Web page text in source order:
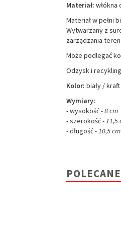
Materiał: włókna
Materiał w pełni
Wytwarzany z
zarządzania
Może podlegać
Odzysk i
Kolor: biały / kraft
Wymiary:
- wysokość- 8 cm
- szerokość- 11,5
- długość- 10,5 cm